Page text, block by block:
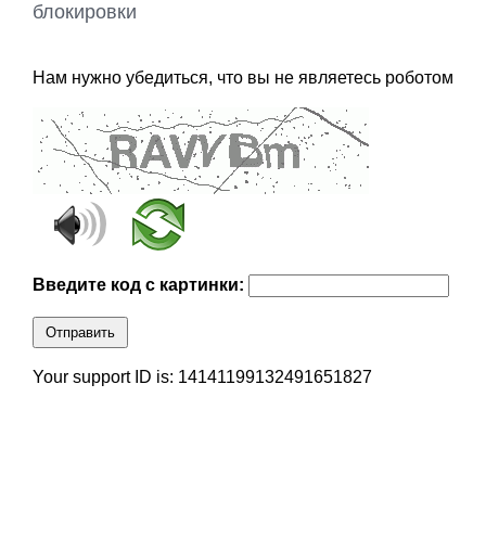
блокировки
Нам нужно убедиться, что вы не являетесь роботом
Введите код с картинки:
Отправить
Your support ID is: 14141199132491651827